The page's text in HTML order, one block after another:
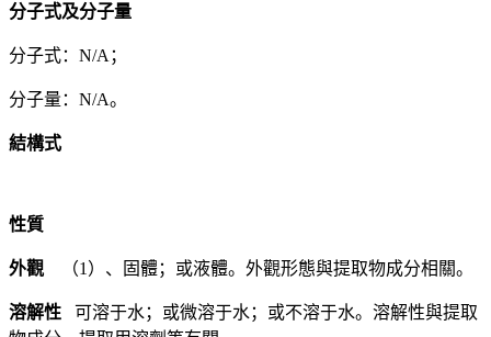
分子式及分子量
分子式：N/A；
分子量：N/A。
結構式
性質
外觀 （1）、固體；或液體。外觀形態與提取物成分相關。
溶解性 可溶于水；或微溶于水；或不溶于水。溶解性與提取